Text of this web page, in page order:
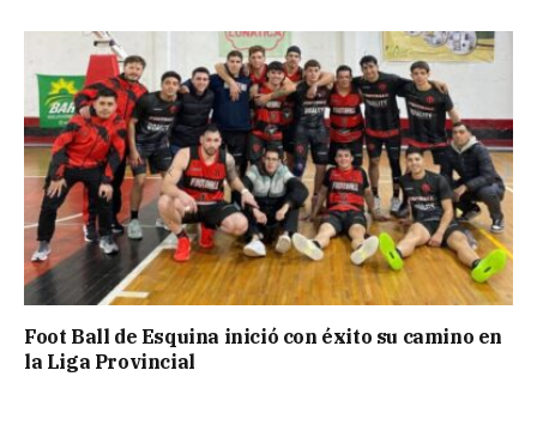
Foot Ball de Esquina inició con éxito su camino en
la Liga Provincial